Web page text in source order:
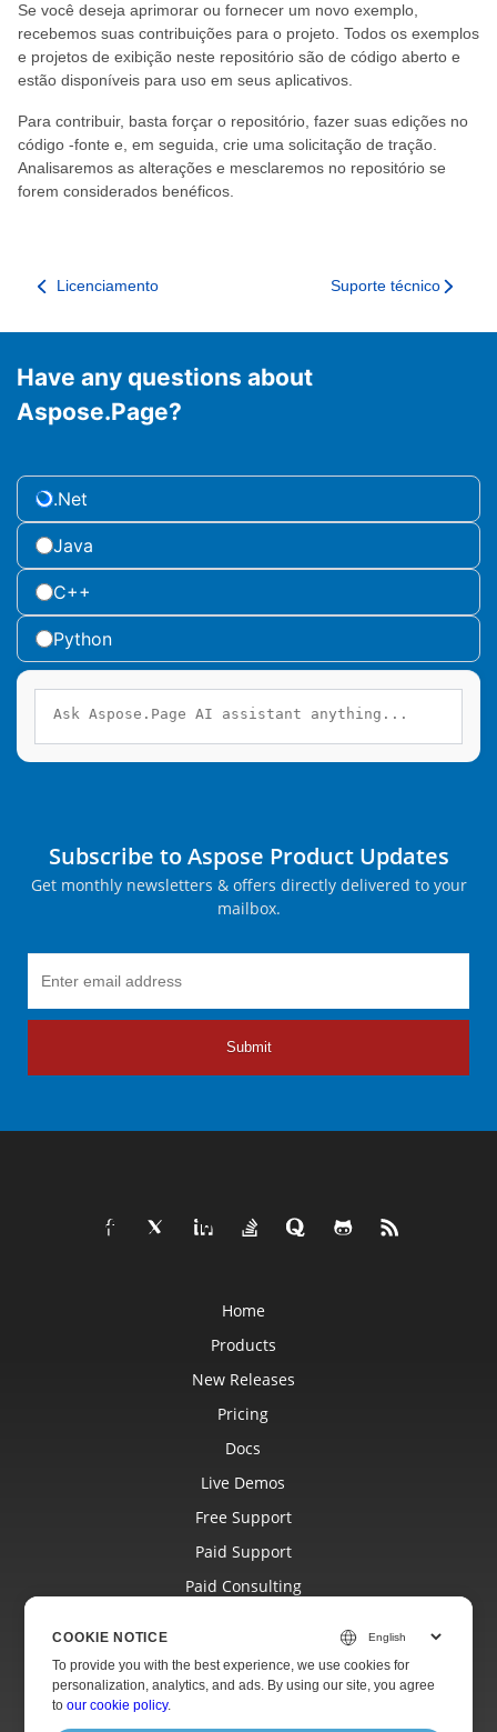
Se você deseja aprimorar ou fornecer um novo exemplo,
recebemos suas contribuições para o projeto. Todos os exemplos
e projetos de exibição neste repositório são de código aberto e
estão disponíveis para uso em seus aplicativos.
Para contribuir, basta forçar o repositório, fazer suas edições no
código -fonte e, em seguida, crie uma solicitação de tração.
Analisaremos as alterações e mesclaremos no repositório se
forem considerados benéficos.
Licenciamento Suporte técnico
Have any questions about
Aspose.Page?
.Net
Java
C++
Python
Subscribe to Aspose Product Updates
Get monthly newsletters & offers directly delivered to your
mailbox.
Submit
Home
Products
New Releases
Pricing
Docs
Live Demos
Free Support
Paid Support
Paid Consulting
Websites
About
COOKIE NOTICE
To provide you with the best experience, we use cookies for
personalization, analytics, and ads. By using our site, you agree
toour cookie policy.